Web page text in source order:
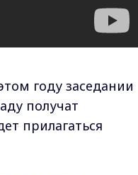
году заседании
получат
прилагаться